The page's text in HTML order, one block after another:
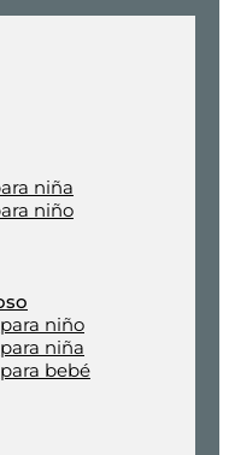
niña
niño
niño
niña
bebé